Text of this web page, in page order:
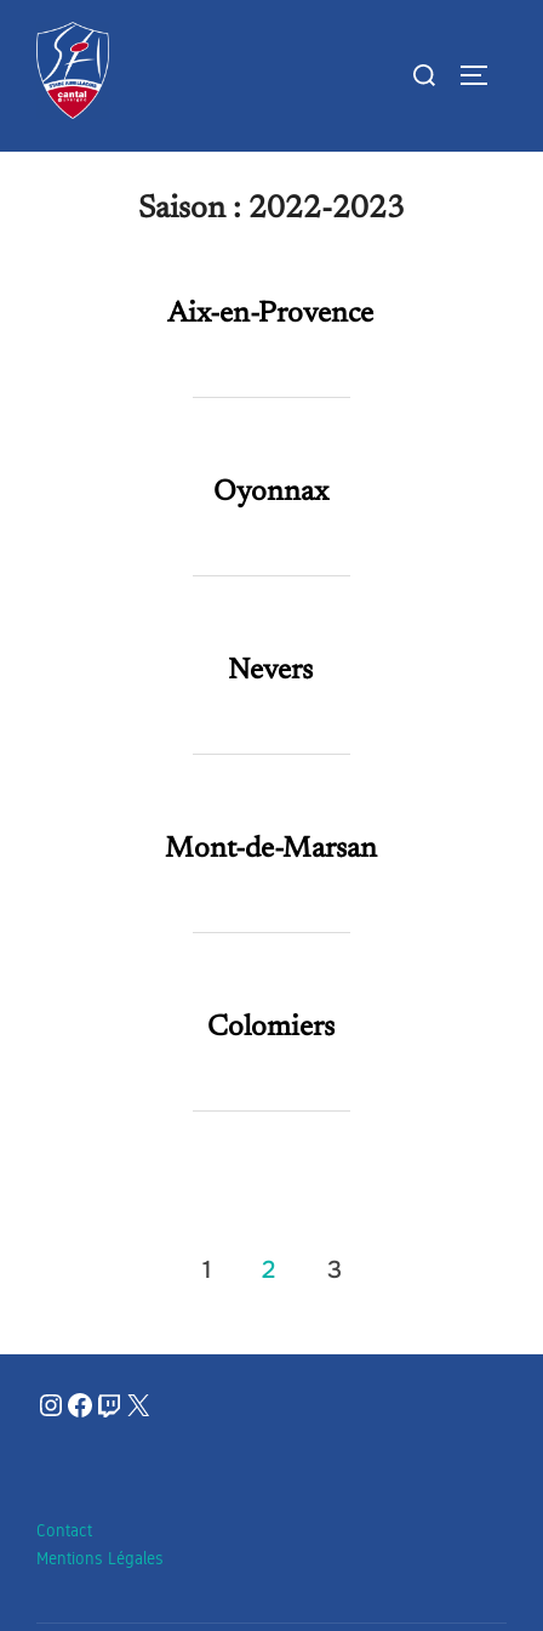
contenu
Rechercher :
Saison : 2022-2023
Aix-en-Provence
Oyonnax
Nevers
Mont-de-Marsan
Colomiers
publications
1 2 3
Instagram
Facebook
Twitch
X
Contact
Mentions Légales